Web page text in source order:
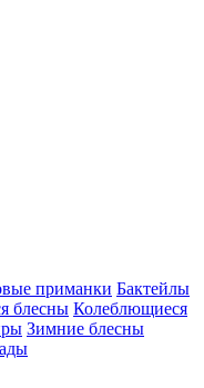
приманки Бактейлы
блесны Колеблющиеся
Зимние блесны